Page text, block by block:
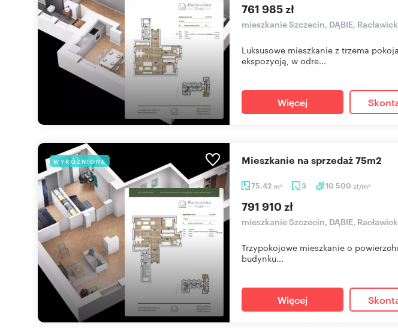
761 985 zł
mieszkanie Szczecin, DĄBIE,
Luksusowe mieszkanie z trzema
ekspozycją, w odre...
Więcej
WYRÓŻNIONE
75,42 m2 3 10 500 zł/m2
mieszkanie na sprzedaż 75m2
791 910 zł
mieszkanie Szczecin, DĄBIE,
Trzypokojowe mieszkanie o
budynku...
Więcej